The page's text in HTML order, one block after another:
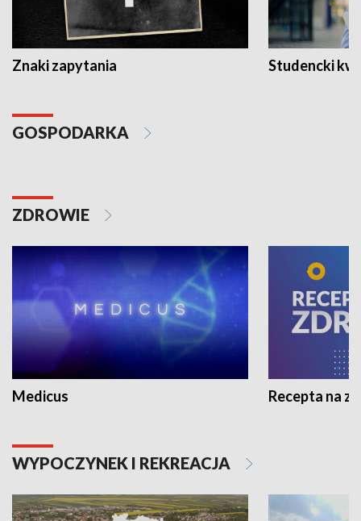
Znaki zapytania Studencki
GOSPODARKA
ZDROWIE
Medicus Recepta na
WYPOCZYNEK I REKREACJA